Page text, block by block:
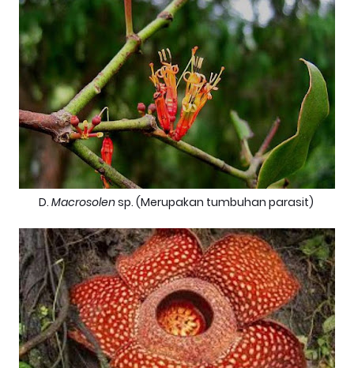
D. Macrosolensp. (Merupakan tumbuhan parasit)